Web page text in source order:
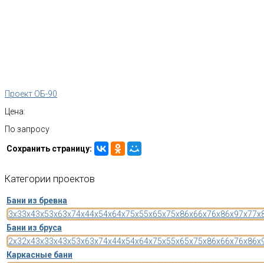
Проект ОБ-90
Цена:
По запросу
Сохранить страницу:
Категории проектов
Бани из бревна
3x33x43x53x63x74x44x54x64x75x55x65x75x86x66x76x86x97x7
Бани из бруса
2x32x43x33x43x53x63x74x44x54x64x75x55x65x75x86x66x76x8
Каркасные бани